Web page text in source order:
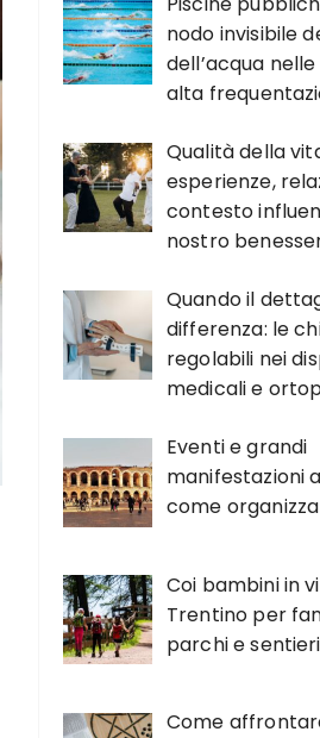
nodo invisibile
dell’acqua
alta
Qualità della
esperienze,
contesto
nostro
Quando il
differenza: le
regolabili nei
medicali e
Eventi e grandi
manifestazioni
come
Coi bambini in
Trentino per
parchi e
Come